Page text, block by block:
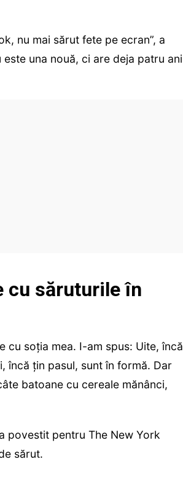
nu mai sărut fete pe ecran”, a
una nouă, ci are deja patru ani
cu săruturile în
cu soția mea. I-am spus: Uite, încă
încă țin pasul, sunt în formă. Dar
batoane cu cereale mănânci,
povestit pentru The New York
sărut.